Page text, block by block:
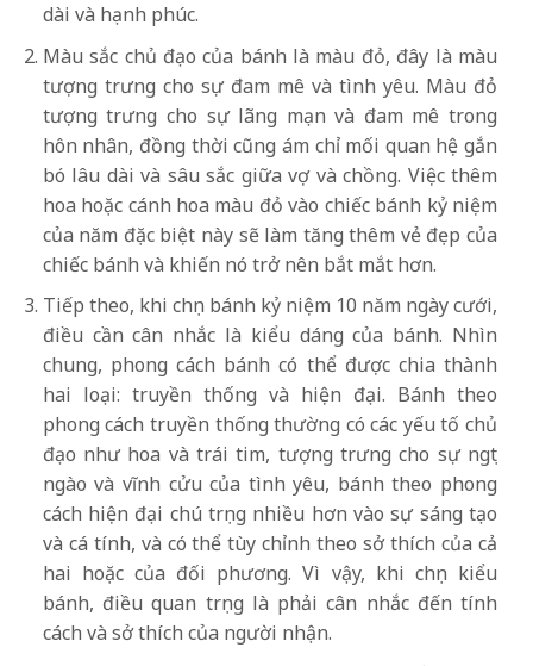
dài và hạnh phúc.
Màu sắc chủ đạo của bánh là màu đỏ, đây là màu
tượng trưng cho sự đam mê và tình yêu. Màu đỏ
tượng trưng cho sự lãng mạn và đam mê trong
hôn nhân, đồng thời cũng ám chỉ mối quan hệ gắn
bó lâu dài và sâu sắc giữa vợ và chồng. Việc thêm
hoa hoặc cánh hoa màu đỏ vào chiếc bánh kỷ niệm
của năm đặc biệt này sẽ làm tăng thêm vẻ đẹp của
chiếc bánh và khiến nó trở nên bắt mắt hơn.
Tiếp theo, khi chọn bánh kỷ niệm 10 năm ngày cưới,
điều cần cân nhắc là kiểu dáng của bánh. Nhìn
chung, phong cách bánh có thể được chia thành
hai loại: truyền thống và hiện đại. Bánh theo
phong cách truyền thống thường có các yếu tố chủ
đạo như hoa và trái tim, tượng trưng cho sự ngọt
ngào và vĩnh cửu của tình yêu, bánh theo phong
cách hiện đại chú trọng nhiều hơn vào sự sáng tạo
và cá tính, và có thể tùy chỉnh theo sở thích của cả
hai hoặc của đối phương. Vì vậy, khi chọn kiểu
bánh, điều quan trọng là phải cân nhắc đến tính
cách và sở thích của người nhận.